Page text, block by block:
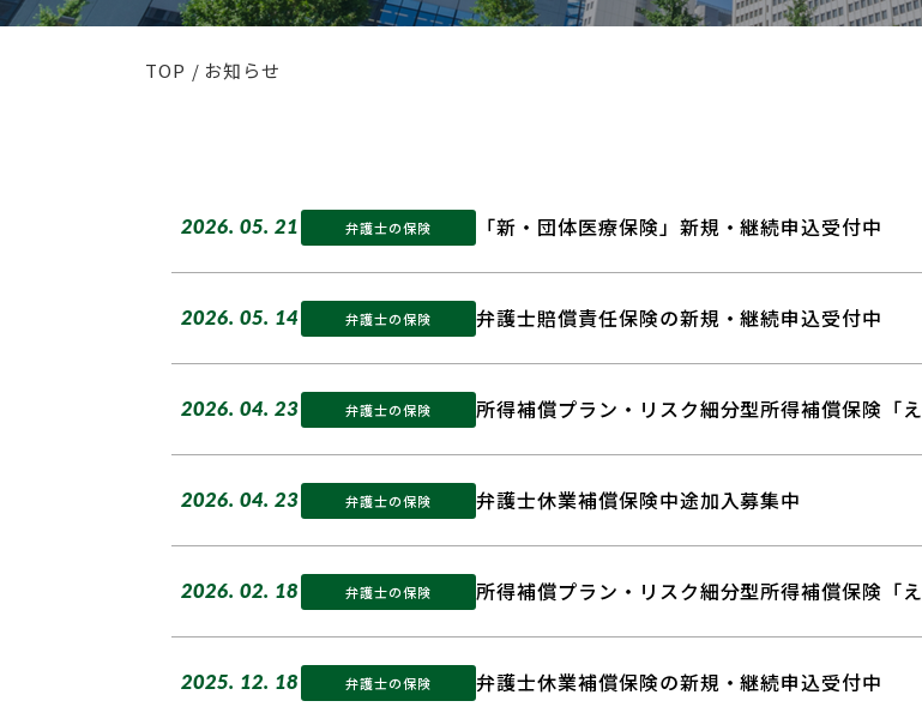
TOP お知らせ
2026. 05. 21 弁護士の保険 「新・団体医療保険」新規・継続申込受付中
2026. 05. 14 弁護士の保険 弁護士賠償責任保険の新規・継続申込受付中
2026. 04. 23 弁護士の保険 所得補償プラン・リスク細分型所得補償保険「
2026. 04. 23 弁護士の保険 弁護士休業補償保険中途加入募集中
2026. 02. 18 弁護士の保険 所得補償プラン・リスク細分型所得補償保険「
2025. 12. 18 弁護士の保険 弁護士休業補償保険の新規・継続申込受付中